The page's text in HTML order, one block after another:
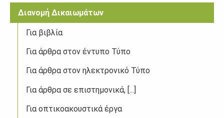
Διανομή Δικαιωμάτων
Για βιβλία
Για άρθρα στον έντυπο Τύπο
Για άρθρα στον ηλεκτρονικό Τύπο
Για άρθρα σε επιστημονικά, [...]
Για οπτικοακουστικά έργα